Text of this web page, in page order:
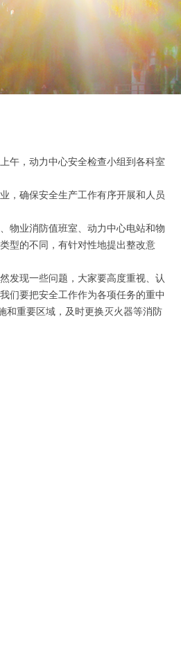
午，动力中心安全检查小组到各科室
，确保安全生产工作有序开展和人员
物业消防值班室、动力中心电站和物
型的不同，有针对性地提出整改意
现一些问题，大家要高度重视、认
们要把安全工作作为各项任务的重中
和重要区域，及时更换灭火器等消防